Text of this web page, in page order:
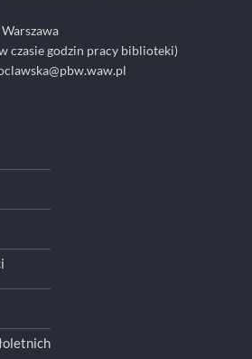
czasie godzin pracy biblioteki)